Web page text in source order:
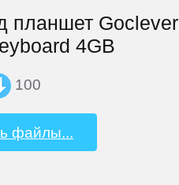
планшет Goclever
4GB
100
файлы...